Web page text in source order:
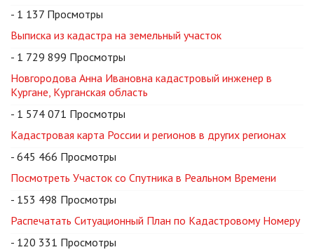
- 1 137 Просмотры
Выписка из кадастра на земельный участок
- 1 729 899 Просмотры
Новгородова Анна Ивановна кадастровый инженер в
Кургане, Курганская область
- 1 574 071 Просмотры
Кадастровая карта России и регионов в других регионах
- 645 466 Просмотры
Посмотреть Участок со Спутника в Реальном Времени
- 153 498 Просмотры
Распечатать Ситуационный План по Кадастровому Номеру
- 120 331 Просмотры